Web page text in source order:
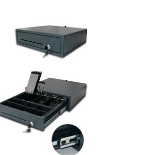
DO KOSZYKA